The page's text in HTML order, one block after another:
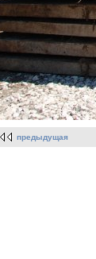
предыдущая